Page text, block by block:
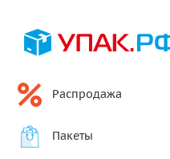
Распродажа
Пакеты